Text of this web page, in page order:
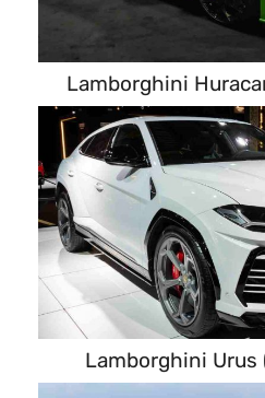
Lamborghini
Lamborghini Urus